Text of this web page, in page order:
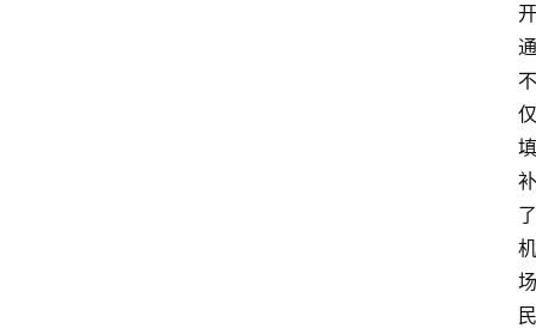
开
通
不
仅
填
补
了
机
场
民